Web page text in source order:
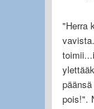
"Herra
pois!".